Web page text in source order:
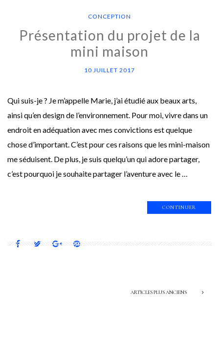
CONCEPTION
Présentation du projet de la
mini maison
10 JUILLET 2017
Qui suis-je ? Je m’appelle Marie, j’ai étudié aux beaux arts,
ainsi qu’en design de l’environnement. Pour moi, vivre dans un
endroit en adéquation avec mes convictions est quelque
chose d’important. C’est pour ces raisons que les mini-maison
me séduisent. De plus, je suis quelqu’un qui adore partager,
c’est pourquoi je souhaite partager l’aventure avec le …
CONTINUER
ARTICLES PLUS ANCIENS